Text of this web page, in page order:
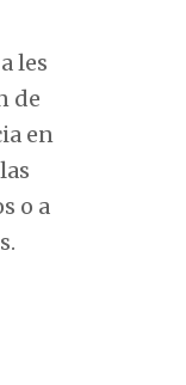
les
de
en
o a